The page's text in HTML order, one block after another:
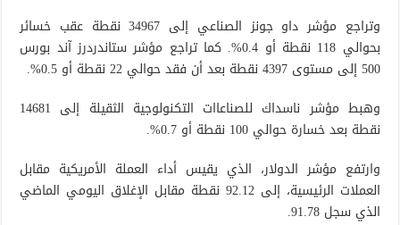
وتراجع مؤشر داو جونز الصناعي إلى 34967 نقطة عقب خسائر
بحوالي 118 نقطة أو 0.4%. كما تراجع مؤشر ستاندردرز آند بورس
500 إلى مستوى 4397 نقطة بعد أن فقد حوالي 22 نقطة أو 0.5%.
وهبط مؤشر ناسداك للصناعاات التكنولوجية الثقيلة إلى 14681
نقطة بعد خسارة حوالي 100 نقطة أو 0.7%.
وارتفع مؤشر الدولار، الذي يقيس أداء العملة الأمريكية مقابل
العملات الرئيسية، إلى 92.12 نقطة مقابل الإغلاق اليومي الماضي
الذي سجل 91.78.